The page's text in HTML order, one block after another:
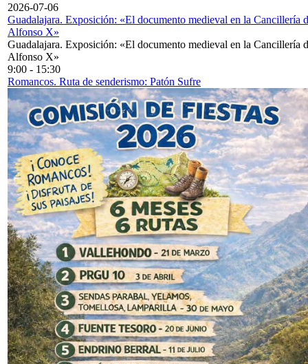
2026-07-06
Guadalajara. Exposición: «El documento medieval en la Cancillería
Alfonso X»
Guadalajara. Exposición: «El documento medieval en la Cancillería
Alfonso X»
9:00 - 15:30
Romancos. Ruta de senderismo: Patón Sufre